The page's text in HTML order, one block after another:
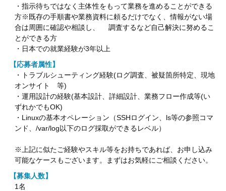
・指示待ちではなく主体性をもって業務を進めることができる
方※既存の手順書や業務資料に頼るだけでなく、情報がない場
合は周囲に確認や相談し、 調査するなど自己解決に努めるこ
とができる方
・日本での就業経験が3年以上
【応募者属性】
・トラブルシューティング経験(ログ調査、被疑箇所特定、現地
オンサイト 等)
・運用設計の経験(基本設計、詳細設計、業務フロー作成等(い
ずれかでもOK)
・Linuxの基本オペレーション（SSHログイン、ls等の参照コマ
ンド、/var/log以下のログ採取ができるレベル）
※上記に似たご経験やスキル等をお持ちであれば、お申し込み
可能なケースもございます。まずはお気軽にご相談ください。
【募集人数】
1名